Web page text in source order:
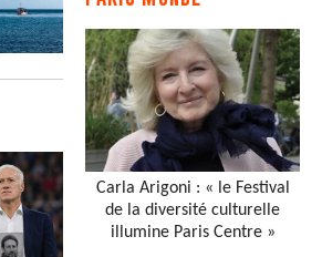
Carla Arigoni : « le Festival
de la diversité culturelle
illumine Paris Centre »